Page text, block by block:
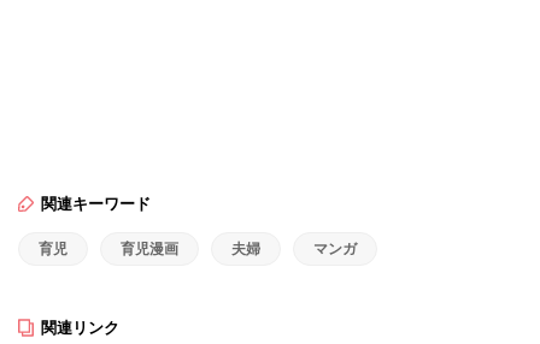
関連キーワード
育児 育児漫画 夫婦 マンガ
関連リンク